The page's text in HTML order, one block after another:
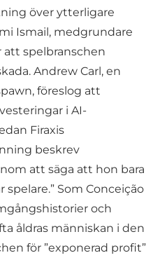
över ytterligare
Ismail, medgrundare
att spelbranschen
Andrew Carl, en
föreslog att
i AI-
Firaxis
beskrev
att säga att hon bara
spelare.” Som Conceição
och
åldras människan i den
för ”exponerad profit”